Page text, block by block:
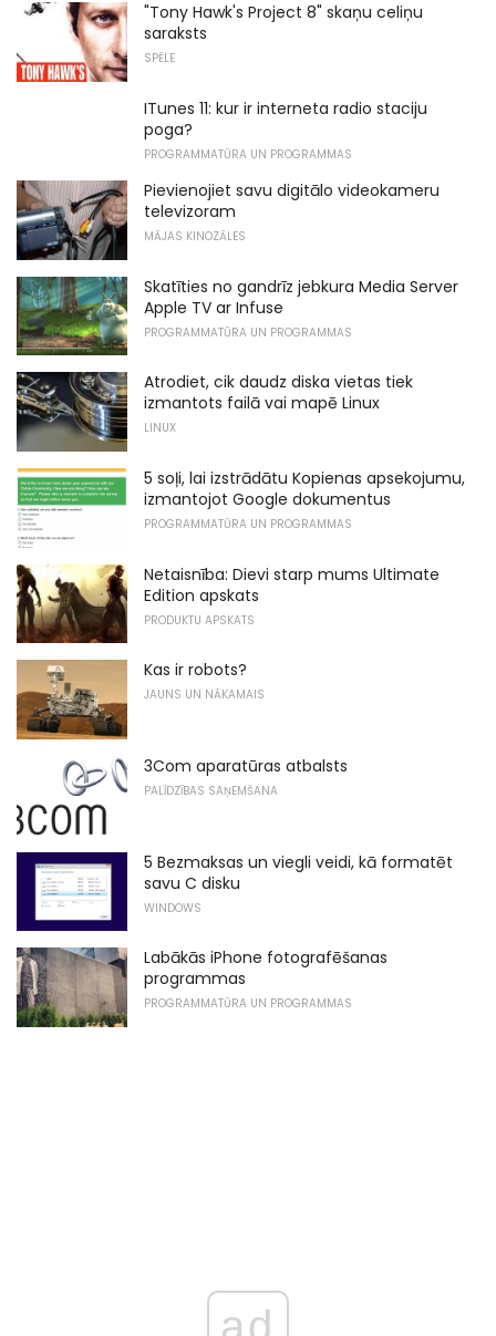
"Tony Hawk's Project 8" skaņu celiņu
saraksts
SPĒLE
ITunes 11: kur ir interneta radio staciju
poga?
PROGRAMMATŪRA UN PROGRAMMAS
Pievienojiet savu digitālo videokameru
televizoram
MĀJAS KINOZĀLES
Skatīties no gandrīz jebkura Media Server
Apple TV ar Infuse
PROGRAMMATŪRA UN PROGRAMMAS
Atrodiet, cik daudz diska vietas tiek
izmantots failā vai mapē Linux
LINUX
5 soļi, lai izstrādātu Kopienas apsekojumu,
izmantojot Google dokumentus
PROGRAMMATŪRA UN PROGRAMMAS
Netaisnība: Dievi starp mums Ultimate
Edition apskats
PRODUKTU APSKATS
Kas ir robots?
JAUNS UN NĀKAMAIS
3Com aparatūras atbalsts
PALĪDZĪBAS SAŅEMŠANA
5 Bezmaksas un viegli veidi, kā formatēt
savu C disku
WINDOWS
Labākās iPhone fotografēšanas
programmas
PROGRAMMATŪRA UN PROGRAMMAS
ad